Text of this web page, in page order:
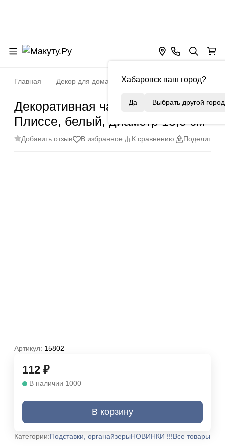
Хабаровск ваш город?
Да Выбрать другой город
Главная Декор для дома Подставки, органайзеры
Декоративная чаша из гипса
Плиссе, белый, диаметр 13,5 см
Добавить отзыв В избранное К сравнению Поделиться
Артикул: 15802
112 ₽
В наличии 1000
В корзину
Категории:Подставки, органайзерыНОВИНКИ !!!Все товары